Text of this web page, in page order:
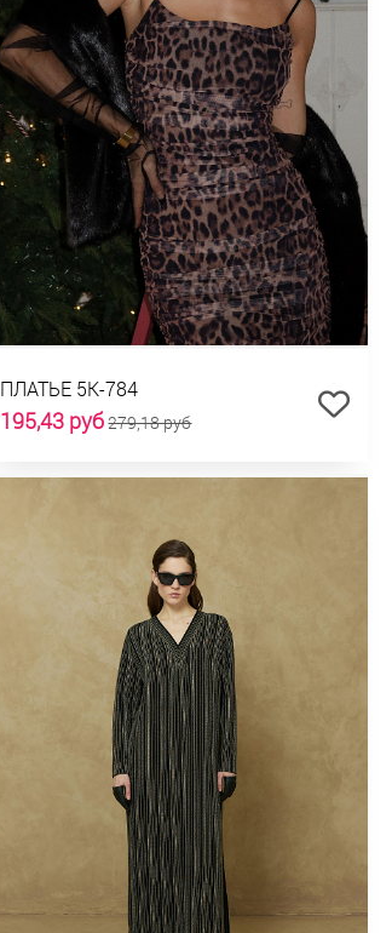
ПЛАТЬЕ 5К-784
195,43 руб279,18 руб